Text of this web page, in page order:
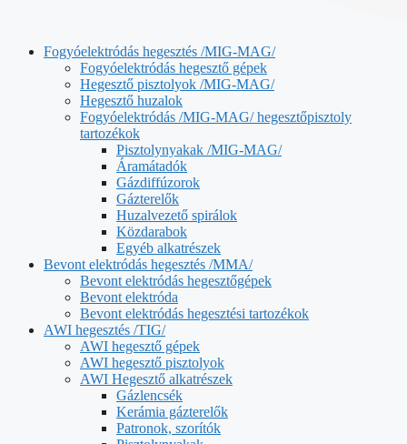
Fogyóelektródás hegesztés /MIG-MAG/
Fogyóelektródás hegesztő gépek
Hegesztő pisztolyok /MIG-MAG/
Hegesztő huzalok
Fogyóelektródás /MIG-MAG/ hegesztőpisztoly
tartozékok
Pisztolynyakak /MIG-MAG/
Áramátadók
Gázdiffúzorok
Gázterelők
Huzalvezető spirálok
Közdarabok
Egyéb alkatrészek
Bevont elektródás hegesztés /MMA/
Bevont elektródás hegesztőgépek
Bevont elektróda
Bevont elektródás hegesztési tartozékok
AWI hegesztés /TIG/
AWI hegesztő gépek
AWI hegesztő pisztolyok
AWI Hegesztő alkatrészek
Gázlencsék
Kerámia gázterelők
Patronok, szorítók